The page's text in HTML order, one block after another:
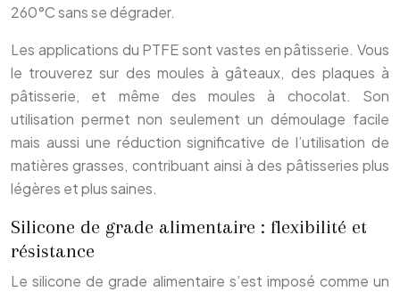
260°C sans se dégrader.
Les applications du PTFE sont vastes en pâtisserie. Vous
le trouverez sur des moules à gâteaux, des plaques à
pâtisserie, et même des moules à chocolat. Son
utilisation permet non seulement un démoulage facile
mais aussi une réduction significative de l’utilisation de
matières grasses, contribuant ainsi à des pâtisseries plus
légères et plus saines.
Silicone de grade alimentaire : flexibilité et
résistance
Le silicone de grade alimentaire s’est imposé comme un